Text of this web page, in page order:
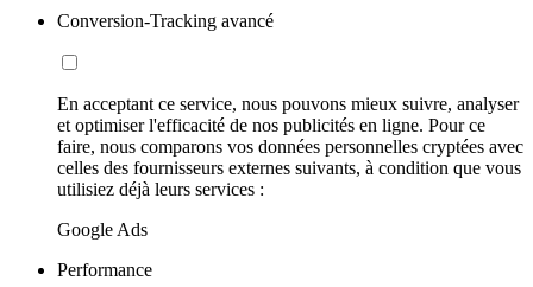
Conversion-Tracking avancé
En acceptant ce service, nous pouvons mieux suivre, analyser
et optimiser l'efficacité de nos publicités en ligne. Pour ce
faire, nous comparons vos données personnelles cryptées avec
celles des fournisseurs externes suivants, à condition que vous
utilisiez déjà leurs services :
Google Ads
Performance